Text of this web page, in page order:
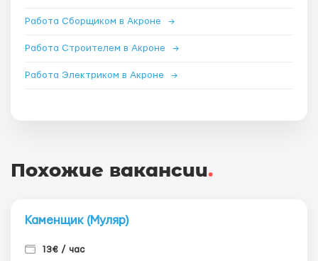
Работа Сборщиком в Акроне →
Работа Строителем в Акроне →
Работа Электриком в Акроне →
Похожие вакансии.
Каменщик (Муляр)
13€ / час